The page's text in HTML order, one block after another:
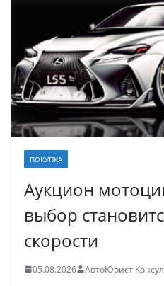
ПОКУПКА
Аукцион
выбор
скорости
05.08.2026 АвтоЮрист